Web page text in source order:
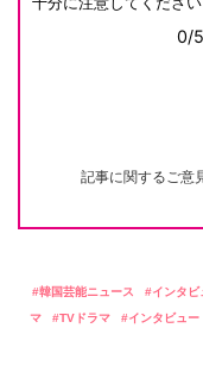
記事に関するご意
韓国芸能ニュース インタビ
マ
TVドラマ インタビュー